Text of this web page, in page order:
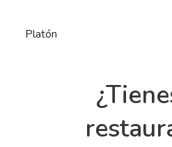
Platón